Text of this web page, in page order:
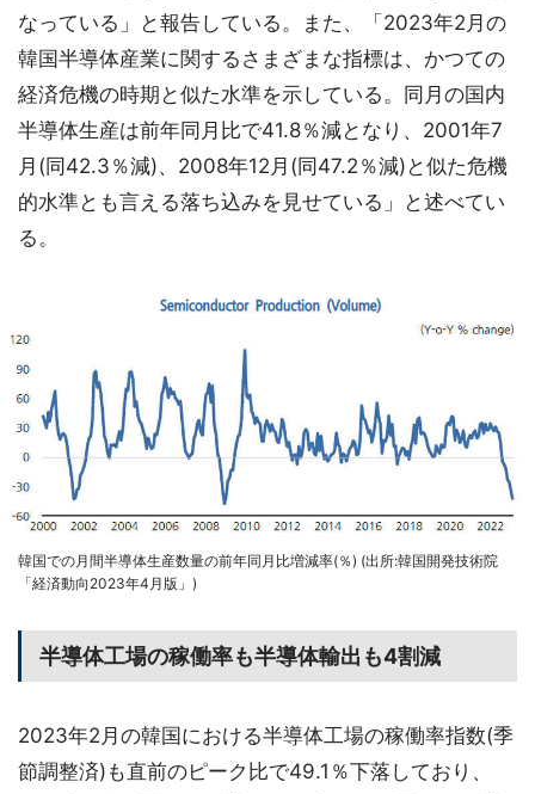
なっている」と報告している。また、「2023年2月の
韓国半導体産業に関するさまざまな指標は、かつての
経済危機の時期と似た水準を示している。同月の国内
半導体生産は前年同月比で41.8％減となり、2001年7
月(同42.3％減)、2008年12月(同47.2％減)と似た危機
的水準とも言える落ち込みを見せている」と述べてい
る。
韓国での月間半導体生産数量の前年同月比増減率(％) (出所:韓国開発技術院
「経済動向2023年4月版」)
半導体工場の稼働率も半導体輸出も4割減
2023年2月の韓国における半導体工場の稼働率指数(季
節調整済)も直前のピーク比で49.1％下落しており、